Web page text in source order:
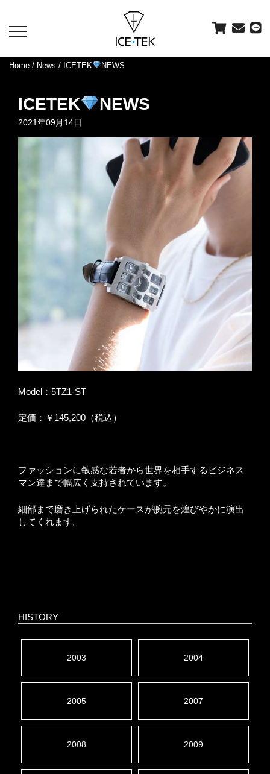
toggle
Home / News / ICETEK NEWS
ICETEK NEWS
2021年09月14日
Model：5TZ1-ST
定価：￥145,200（税込）
ファッションに敏感な若者から世界を相手するビジネス
マン達まで幅広く支持されています。
細部まで磨き上げられたケースが腕元を煌びやかに演出
してくれます。
HISTORY
2003 2004
2005 2007
2008 2009